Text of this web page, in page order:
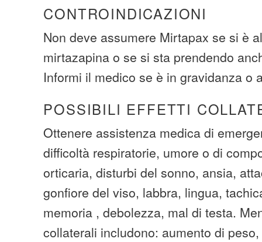
CONTROINDICAZIONI
Non deve assumere Mirtapax se si è
mirtazapina o se si sta prendendo
Informi il medico se è in gravidanza o
POSSIBILI EFFETTI
Ottenere assistenza medica di
difficoltà respiratorie, umore o di
orticaria, disturbi del sonno, ansia,
gonfiore del viso, labbra, lingua,
memoria , debolezza, mal di testa.
collaterali includono: aumento di